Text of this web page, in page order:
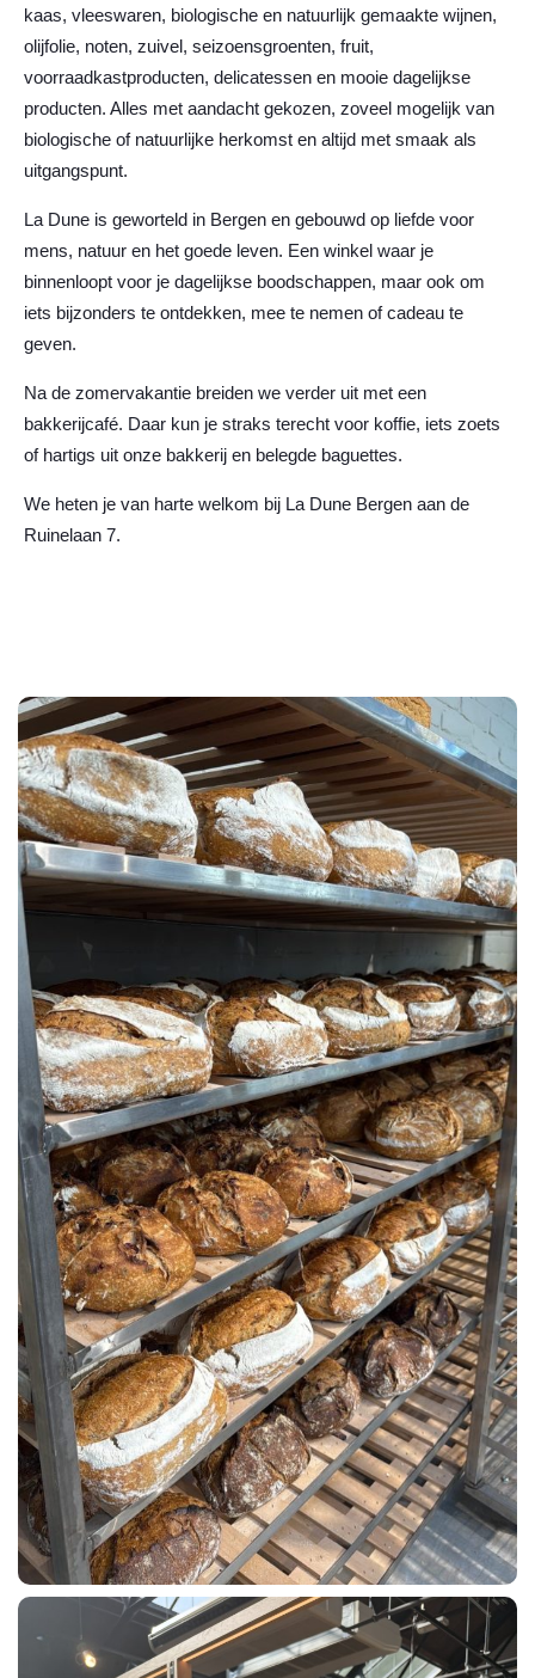
kaas, vleeswaren, biologische en natuurlijk gemaakte wijnen,
olijfolie, noten, zuivel, seizoensgroenten, fruit,
voorraadkastproducten, delicatessen en mooie dagelijkse
producten. Alles met aandacht gekozen, zoveel mogelijk van
biologische of natuurlijke herkomst en altijd met smaak als
uitgangspunt.
La Dune is geworteld in Bergen en gebouwd op liefde voor
mens, natuur en het goede leven. Een winkel waar je
binnenloopt voor je dagelijkse boodschappen, maar ook om
iets bijzonders te ontdekken, mee te nemen of cadeau te
geven.
Na de zomervakantie breiden we verder uit met een
bakkerijcafé. Daar kun je straks terecht voor koffie, iets zoets
of hartigs uit onze bakkerij en belegde baguettes.
We heten je van harte welkom bij La Dune Bergen aan de
Ruinelaan 7.